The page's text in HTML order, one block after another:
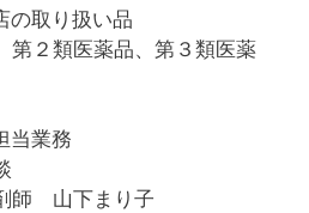
取り扱い品
２類医薬品、第３類医薬
当業務
師 山下まり子